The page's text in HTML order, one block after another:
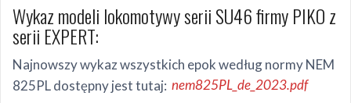
Wykaz modeli lokomotywy serii SU46 firmy PIKO z
serii EXPERT:
Najnowszy wykaz wszystkich epok według normy NEM
825PL dostępny jest tutaj: nem825PL_de_2023.pdf